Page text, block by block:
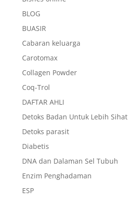
BLOG
BUASIR
Cabaran keluarga
Carotomax
Collagen Powder
Coq-Trol
DAFTAR AHLI
Detoks Badan Untuk Lebih Sihat
Detoks parasit
Diabetis
DNA dan Dalaman Sel Tubuh
Enzim Penghadaman
ESP